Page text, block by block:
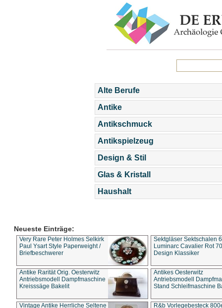
Alte Berufe
Antike
Antikschmuck
Antikspielzeug
Design & Stil
Glas & Kristall
Haushalt
Neueste Einträge:
Very Rare Peter Holmes Selkirk
Paul Ysart Style Paperweight /
Briefbeschwerer
Sektgläser Sektschalen
Luminarc Cavalier Rot
Design Klassiker
Antike Rarität Orig. Oesterwitz
Antriebsmodell Dampfmaschine
Kreisssäge Bakelit
Antikes Oesterwitz
Antriebsmodell
Stand Schleifmaschine
Vintage Antike Herrliche Seltene
R&b Vorlegebesteck